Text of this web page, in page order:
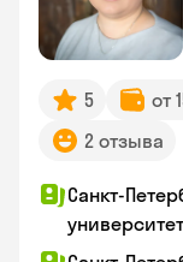
5 от
2 отзыва
Санкт-
университет